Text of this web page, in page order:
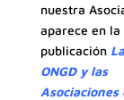
nuestra
aparece en la
publicación
ONGD y las
Asociaciones